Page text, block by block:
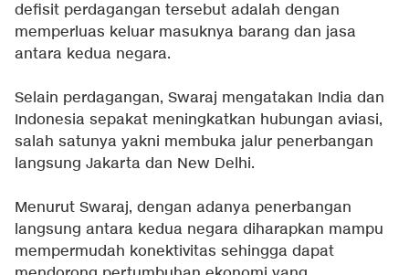
defisit perdagangan tersebut adalah dengan
memperluas keluar masuknya barang dan jasa
antara kedua negara.
Selain perdagangan, Swaraj mengatakan India dan
Indonesia sepakat meningkatkan hubungan aviasi,
salah satunya yakni membuka jalur penerbangan
langsung Jakarta dan New Delhi.
Menurut Swaraj, dengan adanya penerbangan
langsung antara kedua negara diharapkan mampu
mempermudah konektivitas sehingga dapat